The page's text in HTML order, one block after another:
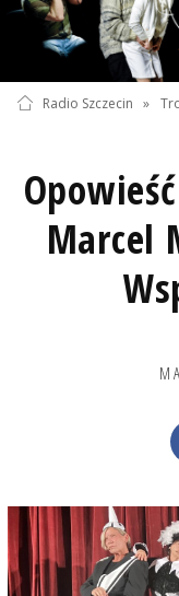
Radio Szczecin »
Marcel